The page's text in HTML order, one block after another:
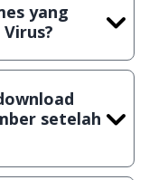
yang
dengan 3 jenis
100%
setelah
ada beberapa